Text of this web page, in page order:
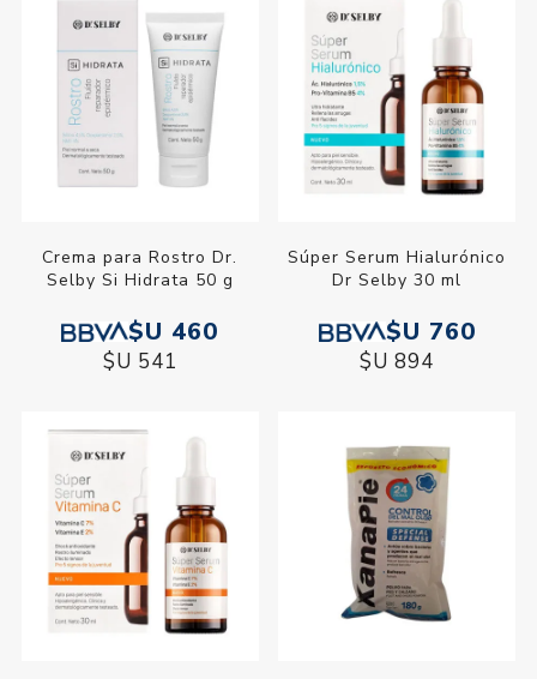
Crema para Rostro Dr.
Selby Si Hidrata 50 g
$U 460
$U 541
Súper Serum Hialurónico
Dr Selby 30 ml
$U 760
$U 894